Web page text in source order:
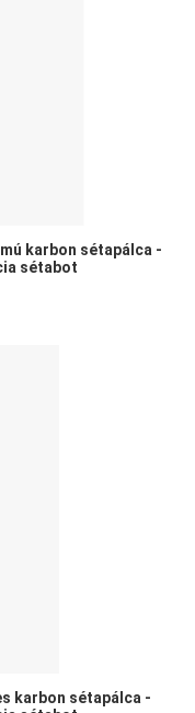
karbon sétapálca -
sétabot
karbon sétapálca -